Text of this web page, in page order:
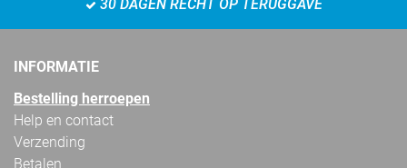
30 DAGEN RECHT OP TERUGGAVE
INFORMATIE
Bestelling herroepen
Help en contact
Verzending
Betalen